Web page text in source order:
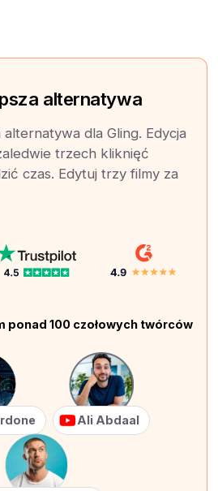
alternatywa
dla Gling. Edycja
trzech kliknięć
czas. Edytuj trzy filmy za
ponad 100 czołowych twórców
Ali Abdaal